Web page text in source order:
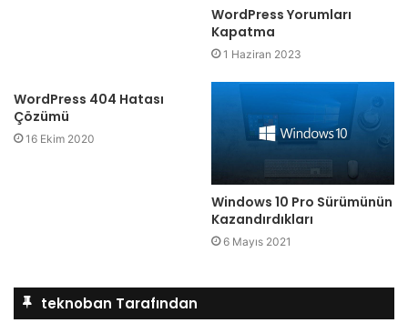
WordPress Yorumları
Kapatma
1 Haziran 2023
WordPress 404 Hatası
Çözümü
16 Ekim 2020
Windows 10 Pro Sürümünün
Kazandırdıkları
6 Mayıs 2021
teknoban Tarafından